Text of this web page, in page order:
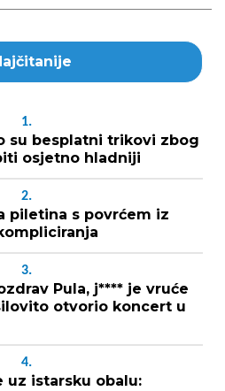
1.
su besplatni trikovi zbog
osjetno hladniji
2.
piletina s povrćem iz
3.
Pula, j**** je vruće
otvorio koncert u
4.
uz istarsku obalu: